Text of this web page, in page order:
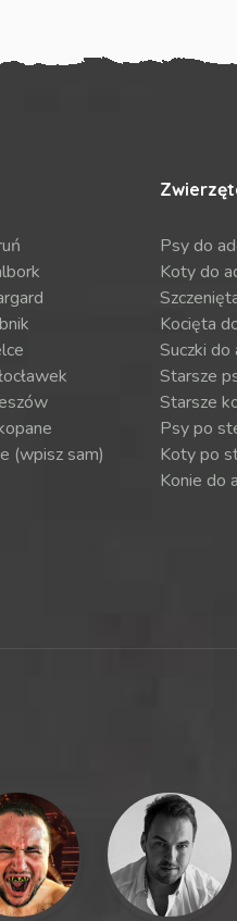
(wpisz sam)
Psy do
Koty do
Kocięta
Suczki do
Starsze
Starsze
Psy po
Koty po
Konie do